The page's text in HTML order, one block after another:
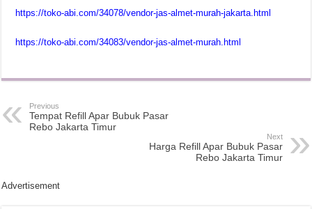
https://toko-abi.com/34078/vendor-jas-almet-murah-jakarta.html
https://toko-abi.com/34083/vendor-jas-almet-murah.html
Previous
Tempat Refill Apar Bubuk Pasar
Rebo Jakarta Timur
Next
Harga Refill Apar Bubuk Pasar
Rebo Jakarta Timur
Advertisement